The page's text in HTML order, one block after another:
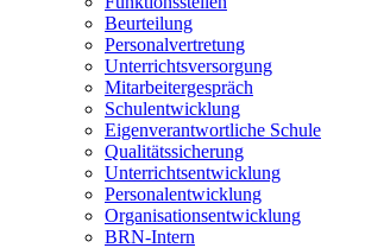
Beurteilung
Personalvertretung
Unterrichtsversorgung
Mitarbeitergespräch
Schulentwicklung
Eigenverantwortliche Schule
Qualitätssicherung
Unterrichtsentwicklung
Personalentwicklung
Organisationsentwicklung
BRN-Intern